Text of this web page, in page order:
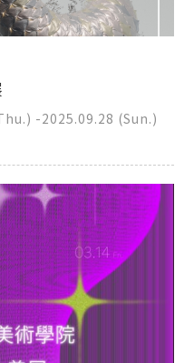
-2025.09.28 (Sun.)